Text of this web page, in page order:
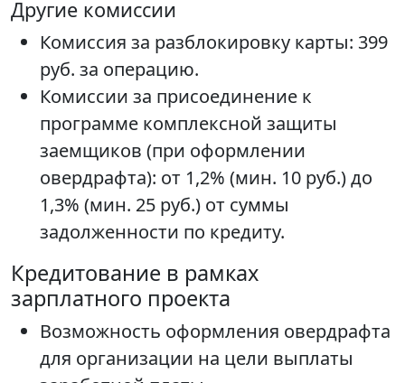
Другие комиссии
Комиссия за разблокировку карты: 399
руб. за операцию.
Комиссии за присоединение к
программе комплексной защиты
заемщиков (при оформлении
овердрафта): от 1,2% (мин. 10 руб.) до
1,3% (мин. 25 руб.) от суммы
задолженности по кредиту.
Кредитование в рамках
зарплатного проекта
Возможность оформления овердрафта
для организации на цели выплаты